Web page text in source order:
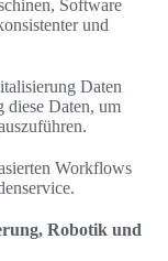
Software
und
Daten
diese Daten, um
Workflows
Robotik und